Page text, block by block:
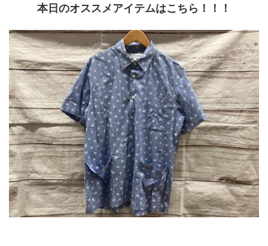
本日のオススメアイテムはこちら！！！